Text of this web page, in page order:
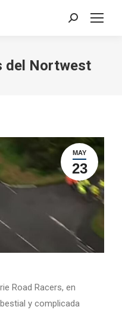
Search:
del Nortwest
MAY
23
Road Racers, en
y complicada